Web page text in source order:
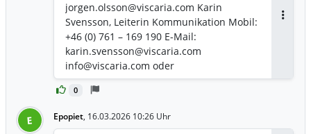
0
jorgen.olsson@viscaria.com Karin
Svensson, Leiterin Kommunikation Mobil:
+46 (0) 761 – 169 190 E-Mail:
karin.svensson@viscaria.com
info@viscaria.com oder
www.viscaria.com
E Epopiet, 16.03.2026 10:26 Uhr